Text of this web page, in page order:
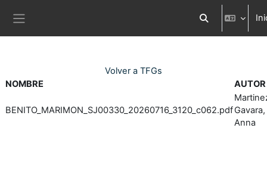
Commuta
Volver a TFGs
NOMBRE
AUTOR
BENITO_MARIMON_SJ00330_20260716_3120_c062.pdfGavara,
Anna